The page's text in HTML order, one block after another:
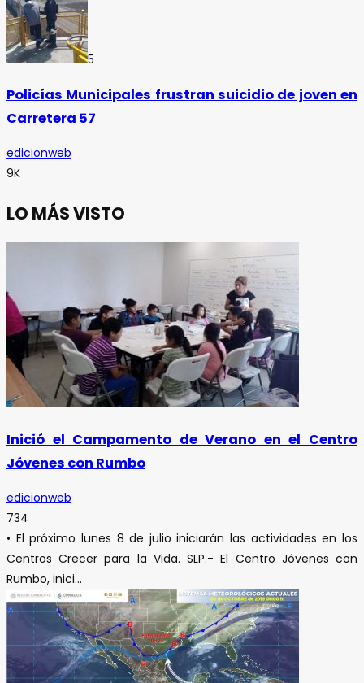
5
Policías Municipales frustran suicidio de joven en
Carretera 57
edicionweb
9K
LO MÁS VISTO
Inició el Campamento de Verano en el Centro
Jóvenes con Rumbo
edicionweb
734
• El próximo lunes 8 de julio iniciarán las actividades en los
Centros Crecer para la Vida. SLP.- El Centro Jóvenes con
Rumbo, inici...